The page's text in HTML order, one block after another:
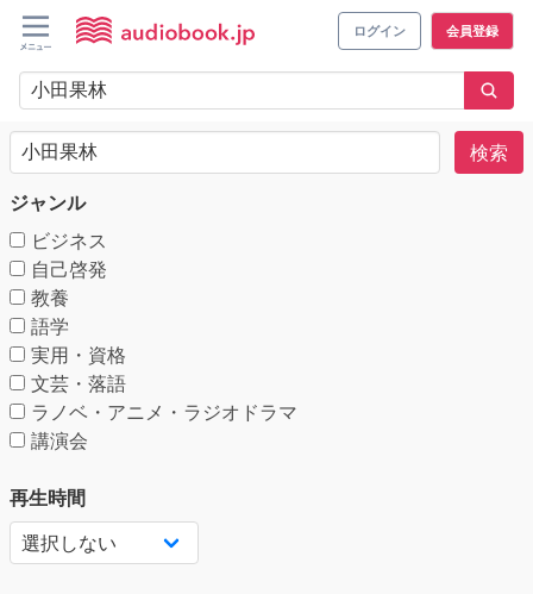
ログイン 会員登録
検索
ジャンル
ビジネス
自己啓発
教養
語学
実用・資格
文芸・落語
ラノベ・アニメ・ラジオドラマ
講演会
再生時間